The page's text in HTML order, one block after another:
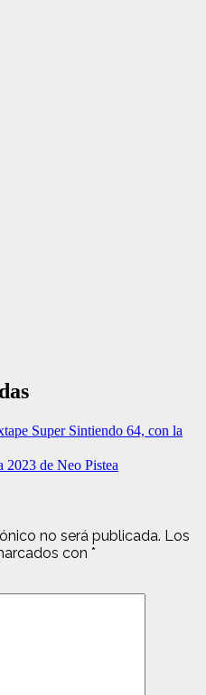
Super Sintiendo 64, con la
2023 de Neo Pistea
no será publicada. Los
con *